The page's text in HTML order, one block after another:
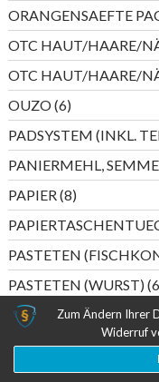
ORANGENSAEFTE
OTC HAUT/HAARE/
OTC HAUT/HAARE/
OUZO 66
Produkte
PADSYSTEM (INKL.
PANIERMEHL,
PAPIER 88
Produkte
PASTETEN
PASTETEN (WURST) 6
PERLWEIN
PERLWEIN ITALIEN/
PESTO 5555
Zum Ändern Ihrer
Widerruf